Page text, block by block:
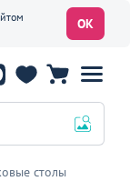
ОК
столы